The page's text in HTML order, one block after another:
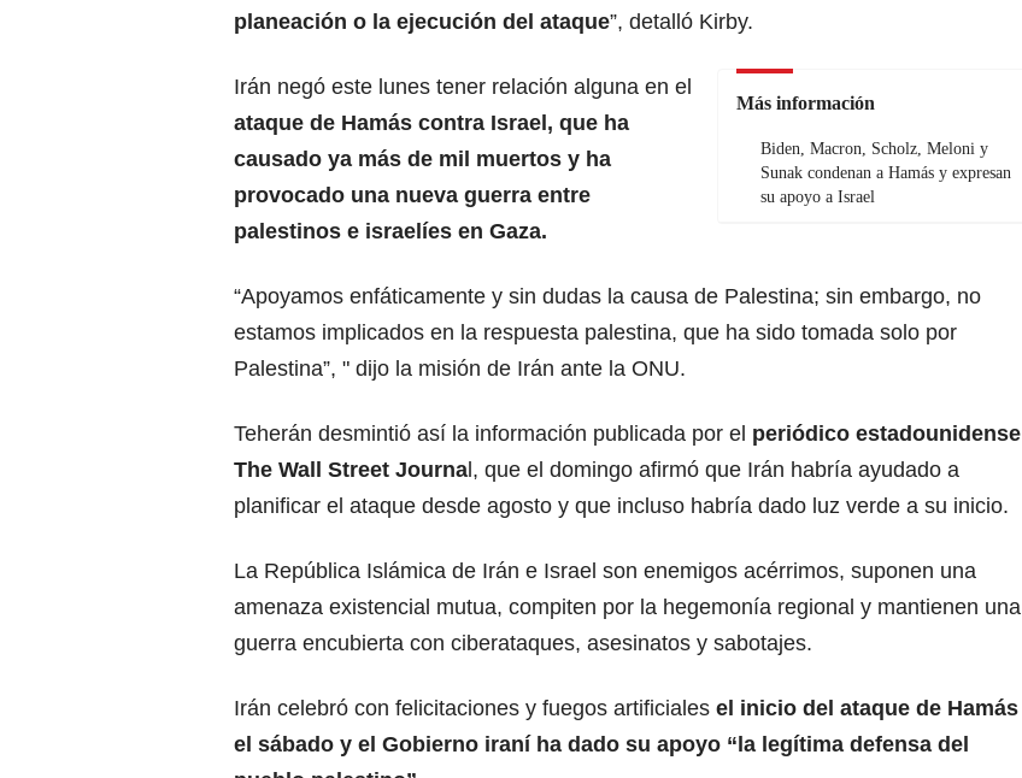
planeación o la ejecución del ataque”, detalló Kirby.
Más información
Biden, Macron, Scholz, Meloni y
Sunak condenan a Hamás y expresan
su apoyo a Israel
Irán negó este lunes tener relación alguna en el
ataque de Hamás contra Israel, que ha
causado ya más de mil muertos y ha
provocado una nueva guerra entre
palestinos e israelíes en Gaza.
“Apoyamos enfáticamente y sin dudas la causa de Palestina; sin embargo, no
estamos implicados en la respuesta palestina, que ha sido tomada solo por
Palestina”, " dijo la misión de Irán ante la ONU.
Teherán desmintió así la información publicada por el periódico estadounidense
The Wall Street Journa l, que el domingo afirmó que Irán habría ayudado a
planificar el ataque desde agosto y que incluso habría dado luz verde a su inicio.
La República Islámica de Irán e Israel son enemigos acérrimos, suponen una
amenaza existencial mutua, compiten por la hegemonía regional y mantienen una
guerra encubierta con ciberataques, asesinatos y sabotajes.
Irán celebró con felicitaciones y fuegos artificiales el inicio del ataque de Hamás
el sábado y el Gobierno iraní ha dado su apoyo “la legítima defensa del